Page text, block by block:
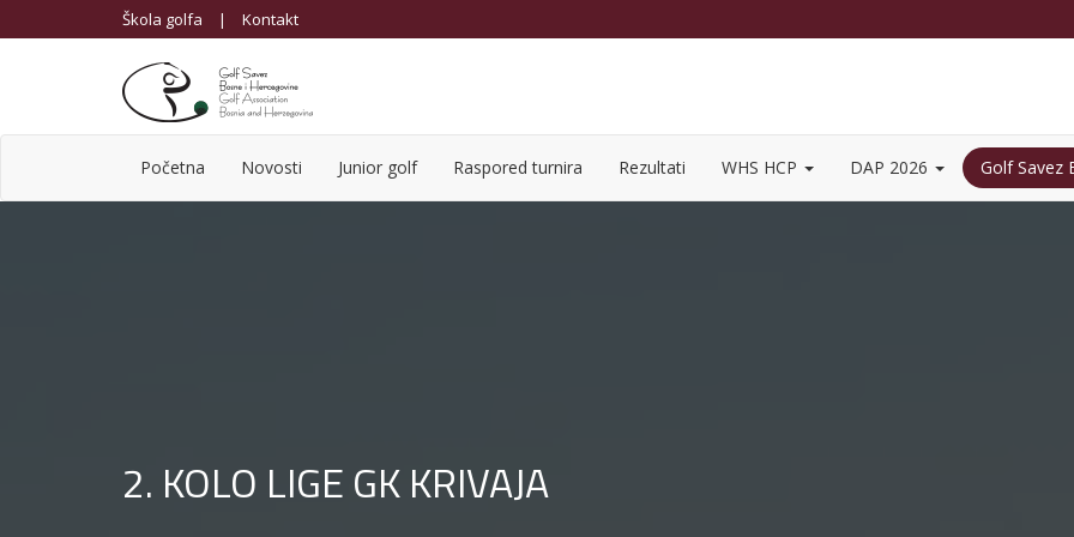
Škola golfa | Kontakt
Početna Novosti Junior golf Raspored turnira Rezultati WHS HCP DAP 2026 Golf Savez
2. KOLO LIGE GK KRIVAJA